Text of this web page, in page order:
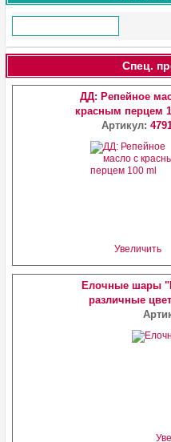
Спец.
ДД: Репейное
красным перцем
Артикул:
Увеличить
Елочные шары
различные